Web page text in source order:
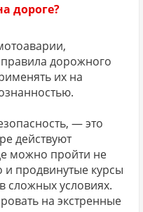
дороге?
дорожного
их на
— это
действуют
можно пройти не
и продвинутые курсы
сложных условиях.
на экстренные